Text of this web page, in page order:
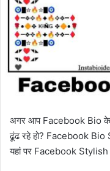
अगर आप Facebook Bio के
ढूंढ रहे हो? Facebook Bio
यहां पर Facebook Stylish